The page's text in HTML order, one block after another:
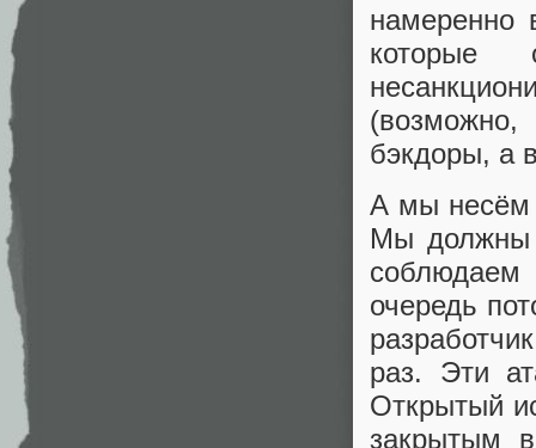
намеренно
которые
(возможно,
бэкдоры, а
А мы несём
Мы должны
очередь
раз. Эти
Открытый
закрытым